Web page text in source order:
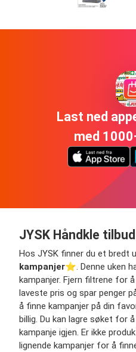
Last ned
med
JYSK Håndkle
Hos JYSK finner du et bredt
kampanjer⭐️. Denne uken
kampanjer. Fjern filtrene for
laveste pris og spar penger
å finne kampanjer på din
billig. Du kan lagre søket for
kampanje igjen. Er ikke
lignende kampanjer for å